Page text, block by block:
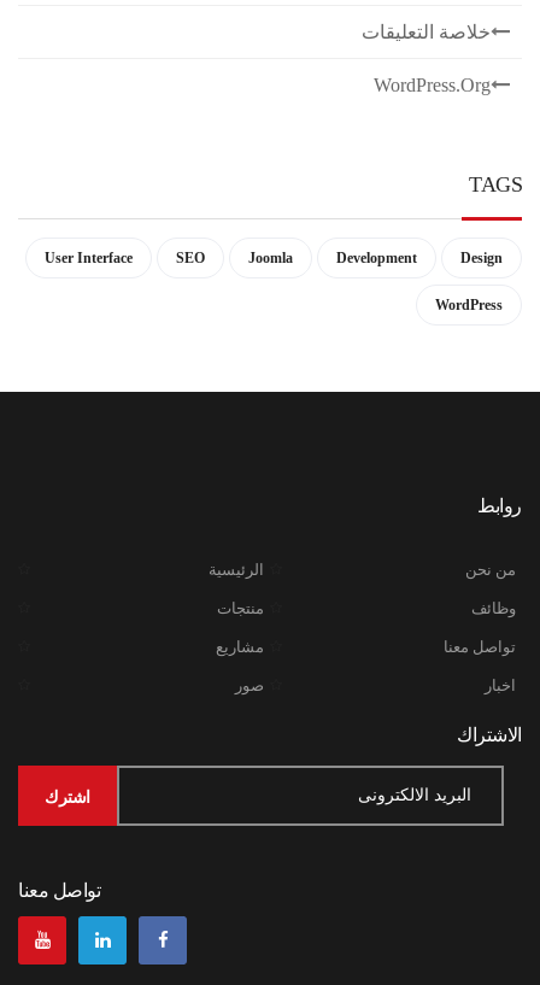
خلاصة التعليقات
WordPress.org
TAGS
Design
Development
Joomla
SEO
User Interface
WordPress
روابط
الرئيسية من نحن
منتجات وظائف
مشاريع تواصل معنا
صور اخبار
الاشتراك
تواصل معنا